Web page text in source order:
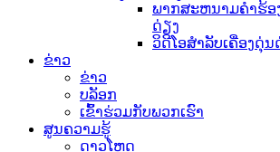
ພາກສະຫນາມຄໍາຮ້ອ
ດ່ຽງ
ວິດີໂອສຳລັບເຄື່ອງດຸ່ນ
ຂ່າວ
ຂ່າວ
ບລັອກ
ເຂົ້າຮ່ວມກັບພວກເຮົາ
ສູນຄວາມຮູ້
ດາວໂຫຼດ